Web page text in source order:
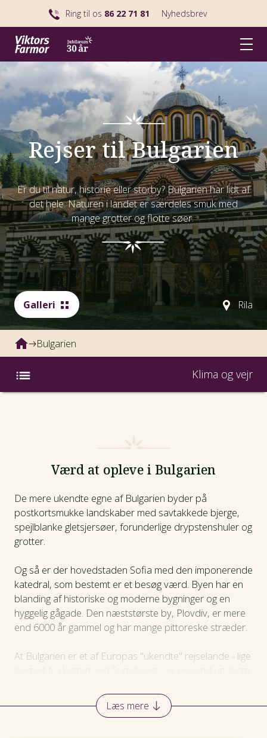
Ring til os 86 22 71 81 Nyhedsbrev
Rejser til Bulgarien
Er du til natur, historie eller storby? Bulgarien har lidt af
det hele. Naturen i landet er særdeles smuk med
mange grotter og flotte søer.
Galleri Rila
Bulgarien
Klima og vejr
Her skal du bo
Praktiske oplysninger
Værd at opleve i Bulgarien
De mere ukendte egne af Bulgarien byder på
postkortsmukke landskaber med savtakkede bjerge,
spejlblanke gletsjersøer, forunderlige drypstenshuler og
grotter.
Og så er der hovedstaden Sofia med den imponerende
katedral, som bestemt er et besøg værd. Byen har en
blanding af historiske og moderne bygninger og en
hyggelig gågade. Den næststørste by, Plovdiv, er mere
end 6000 år gammel og har mange pittoreske stræder.
At Bulgarien er et af Europas "ukendte" rejselande - lige
sammen af thrakiske, slaviske, græske, romerske,
osmanniske, persiske og keltiske traditioner. Og den går
Læs mere